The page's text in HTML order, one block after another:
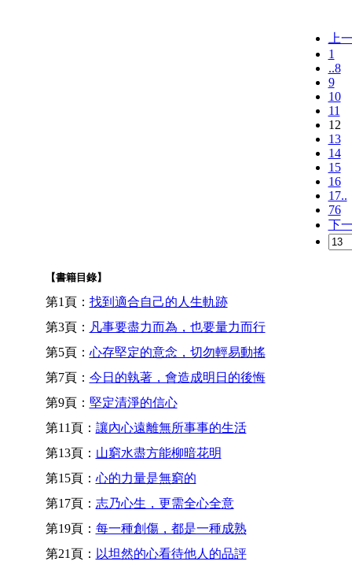
上
1
..8
9
10
11
12
13
14
15
16
17..
76
下
【書籍目錄】
第1頁： 找到適合自己的人生軌跡
第3頁： 凡事要盡力而為，也要量力而行
第5頁： 心存堅定的意念，切勿輕易動搖
第7頁： 今日的執著，會造成明日的後悔
第9頁： 堅定清淨的信心
第11頁： 讓內心遠離無所事事的生活
第13頁： 山窮水盡方能柳暗花明
第15頁： 心的力量是無窮的
第17頁： 志乃心生，更需全心全意
第19頁： 每一種創傷，都是一種成熟
第21頁： 以坦然的心看待他人的品評